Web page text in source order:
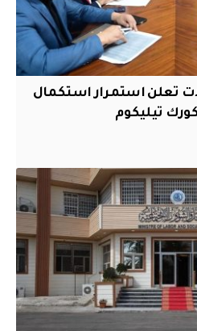
تعلن استمرار استكمال
تيليكوم